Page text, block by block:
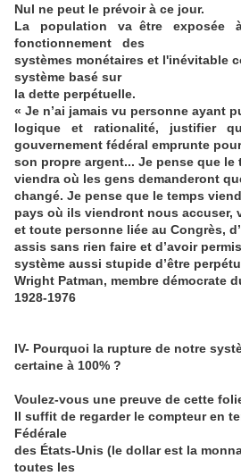
Nul ne peut le prévoir à ce jour.
La population va être exposée
fonctionnement des
systèmes monétaires et l'inévitable
système basé sur
la dette perpétuelle.
« Je n’ai jamais vu personne ayant
logique et rationalité, justifier
gouvernement fédéral emprunte
son propre argent... Je pense que le
viendra où les gens demanderont
changé. Je pense que le temps
pays où ils viendront nous accuser,
et toute personne liée au Congrès,
assis sans rien faire et d’avoir
système aussi stupide d’être
Wright Patman, membre démocrate
1928-1976
IV- Pourquoi la rupture de notre
certaine à 100% ?
Voulez-vous une preuve de cette
Il suffit de regarder le compteur en
Fédérale
des États-Unis (le dollar est la
toutes les